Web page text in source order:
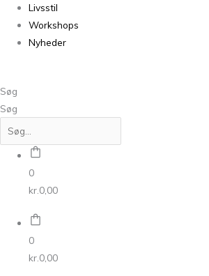
Livsstil
Workshops
Nyheder
Søg
Søg
0
kr. 0,00
0
kr. 0,00